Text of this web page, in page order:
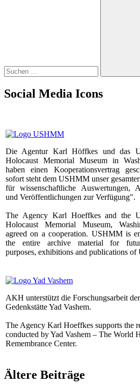
Social Media Icons
Die Agentur Karl Höffkes und das
Holocaust Memorial Museum in
haben einen Kooperationsvertrag
sofort steht dem USHMM unser
für wissenschaftliche Auswertungen,
und Veröffentlichungen zur Verfügung".
The Agency Karl Hoeffkes and the
Holocaust Memorial Museum,
agreed on a cooperation. USHMM is
the entire archive material for
purposes, exhibitions and publications
AKH unterstützt die Forschungsarbeit der
Gedenkstätte Yad Vashem.
The Agency Karl Hoeffkes supports the
conducted by Yad Vashem – The World
Remembrance Center.
Ältere Beiträge